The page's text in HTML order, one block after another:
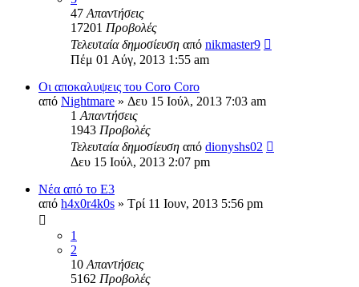
47 Απαντήσεις
17201 Προβολές
Τελευταία δημοσίευση από nikmaster9
Πέμ 01 Αύγ, 2013 1:55 am
Οι αποκαλυψεις του Coro Coro
από Nightmare » Δευ 15 Ιούλ, 2013 7:03 am
1 Απαντήσεις
1943 Προβολές
Τελευταία δημοσίευση από dionyshs02
Δευ 15 Ιούλ, 2013 2:07 pm
Νέα από το E3
από h4x0r4k0s » Τρί 11 Ιουν, 2013 5:56 pm
1
2
10 Απαντήσεις
5162 Προβολές